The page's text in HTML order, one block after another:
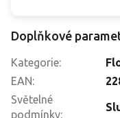
Doplňkové
Kategorie:
EAN:
Světelné
podmínky: